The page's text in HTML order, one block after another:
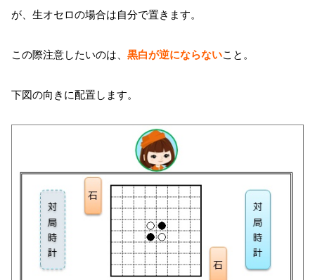
が、生オセロの場合は自分で置きます。
この際注意したいのは、 黒白が逆にならないこと。
下図の向きに配置します。